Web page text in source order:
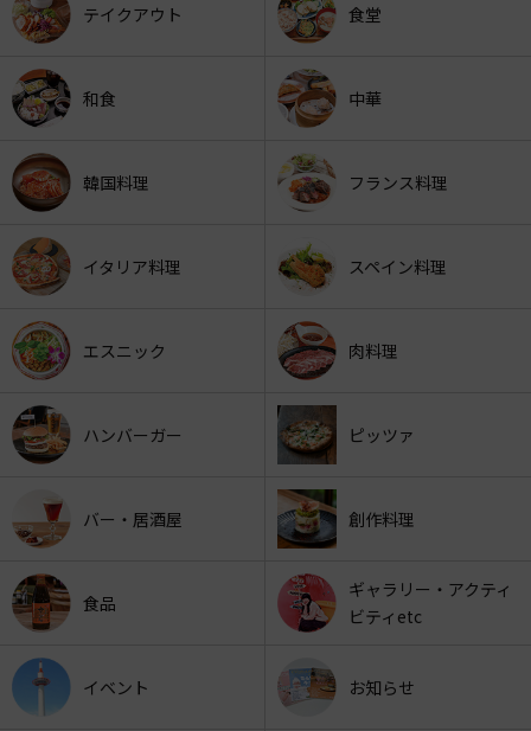
テイクアウト 食堂
和食 中華
韓国料理 フランス料理
イタリア料理 スペイン料理
エスニック 肉料理
ハンバーガー ピッツァ
バー・居酒屋 創作料理
食品
ギャラリー・アクティ
ビティetc
イベント お知らせ